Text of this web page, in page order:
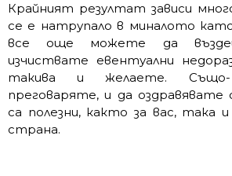
Крайният резултат зависи
се е натрупало в миналото
все още можете да
изчиствате евентуални
такива и желаете.
преговаряте, и да
са полезни, както за вас, така
страна.